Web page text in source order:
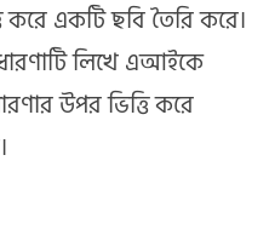
করে একটি ছবি তৈরি করে।
লিখে এআইকে
উপর ভিত্তি করে